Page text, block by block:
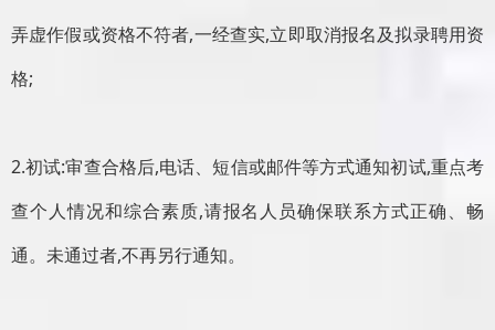
弄虚作假或资格不符者,一经查实,立即取消报名及拟录聘用资
格;
2.初试:审查合格后,电话、短信或邮件等方式通知初试,重点考
查个人情况和综合素质,请报名人员确保联系方式正确、畅
通。未通过者,不再另行通知。